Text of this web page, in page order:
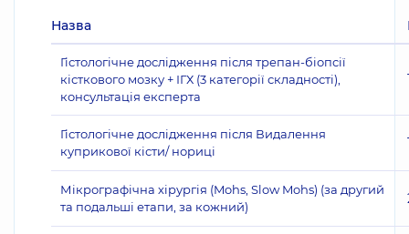
Назва
Гістологічне дослідження після трепан-біопсії
кісткового мозку + ІГХ (3 категорії складності),
консультація експерта
Гістологічне дослідження після Видалення
куприкової кісти/ нориці
Мікрографічна хірургія (Mohs, Slow Mohs) (за другий
та подальші етапи, за кожний)